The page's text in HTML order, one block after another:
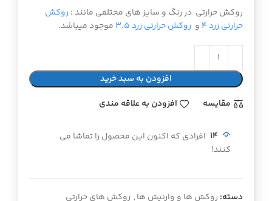
روکش حرارتی در رنگ و سایز های مختلفی مانند : روکش
حرارتی زرد ۴
و روکش حرارتی زرد ۳.۵ موجود میباشد.
افزودن به سبد خرید
مقايسه
افزودن به علاقه مندی
14 افرادی که اکنون این محصول را تماشا می
کنند!
دسته: روکش ها و وارنیش ها, روکش های حرارتی